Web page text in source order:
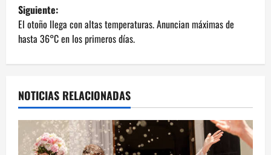
e
c
Siguiente:
El otoño llega con altas temperaturas. Anuncian máximas de
hasta 36°C en los primeros días.
NOTICIAS RELACIONADAS